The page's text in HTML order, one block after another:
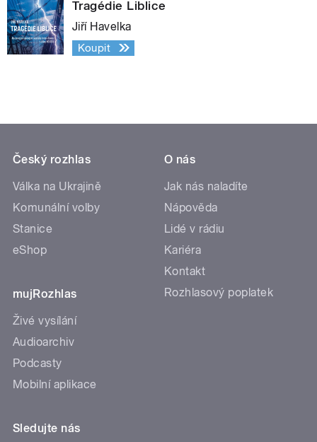
Tragédie Liblice
Jiří Havelka
Koupit
Český rozhlas
Válka na Ukrajině
Komunální volby
Stanice
eShop
mujRozhlas
Živé vysílání
Audioarchiv
Podcasty
Mobilní aplikace
O nás
Jak nás naladíte
Nápověda
Lidé v rádiu
Kariéra
Kontakt
Rozhlasový poplatek
Sledujte nás